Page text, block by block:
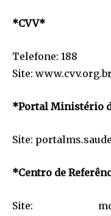
*CVV*
Telefone: 188
Site: www.cvv.org.br
*Portal Ministério
Site:
*Centro de
Site: